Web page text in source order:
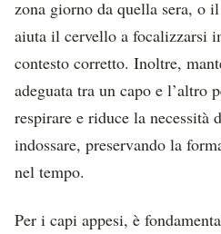
zona giorno da quella sera, o
aiuta il cervello a focalizzarsi
contesto corretto. Inoltre,
adeguata tra un capo e l’altro
respirare e riduce la necessità
indossare, preservando la
nel tempo.
Per i capi appesi, è